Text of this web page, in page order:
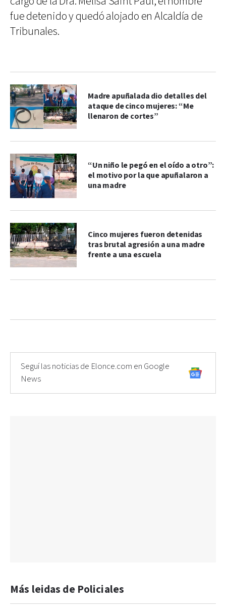
fue detenido y quedó alojado en Alcaldía de
Tribunales.
Madre apuñalada dio detalles del
ataque de cinco mujeres: “Me
llenaron de cortes”
“Un niño le pegó en el oído a otro”:
el motivo por la que apuñalaron a
una madre
Cinco mujeres fueron detenidas
tras brutal agresión a una madre
frente a una escuela
Seguí las noticias de Elonce.com en Google
News
Más leidas de Policiales